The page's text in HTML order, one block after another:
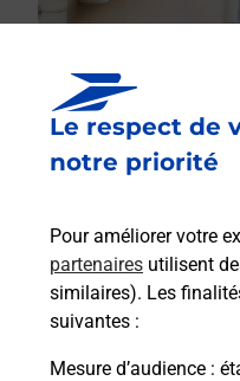
Le respect de
notre priorité
Pour améliorer votre
partenaires utilisent
similaires). Les
suivantes :
Mesure d’audience :
Boîte aux lettres
54 Rue Des Epoux
70100 Rigny
Le lien s'ouvre dans un